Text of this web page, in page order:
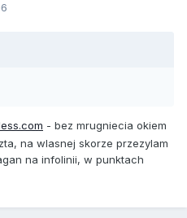
- bez mrugniecia okiem
na wlasnej skorze przezylam
na infolinii, w punktach